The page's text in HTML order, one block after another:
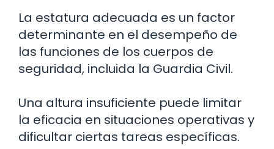
La estatura adecuada es un factor
determinante en el desempeño de
las funciones de los cuerpos de
seguridad, incluida la Guardia Civil.
Una altura insuficiente puede limitar
la eficacia en situaciones operativas y
dificultar ciertas tareas específicas.